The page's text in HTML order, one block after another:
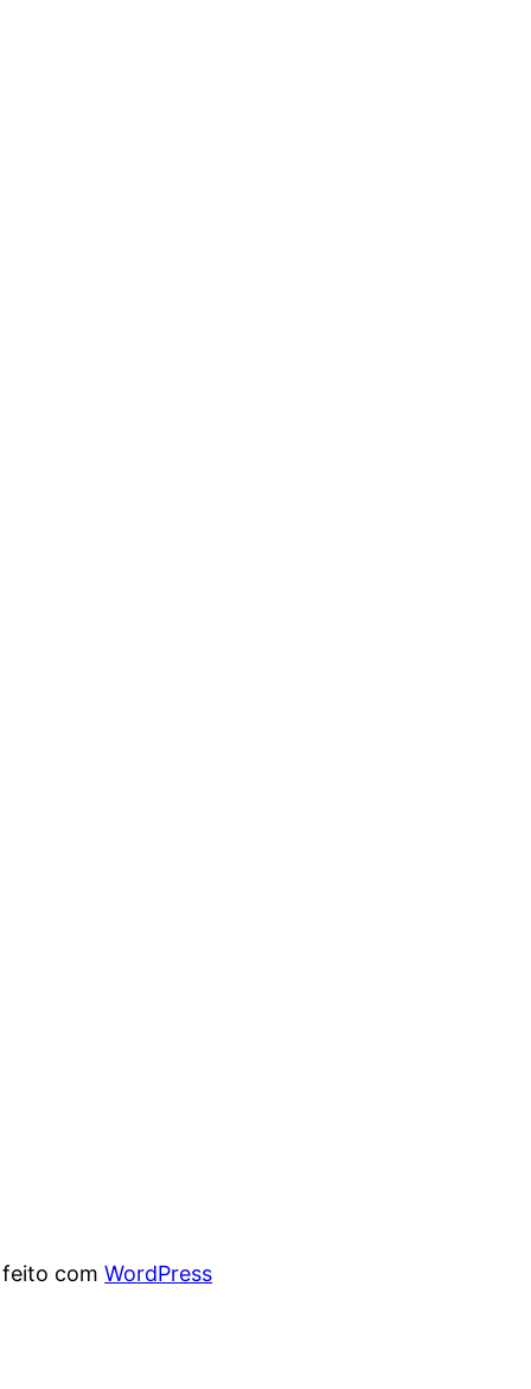
feito comWordPress